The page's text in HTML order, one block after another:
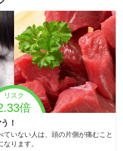
リスク
倍
！
いない人は、頭の片側が痛むこと
なります。